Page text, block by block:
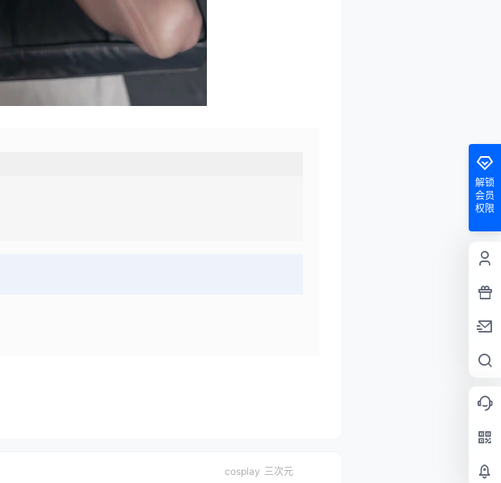
cosplay 三次元
解锁
会员
权限